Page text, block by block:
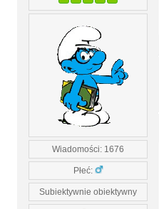
Wiadomości: 1676
Płeć:
Subiektywnie obiektywny